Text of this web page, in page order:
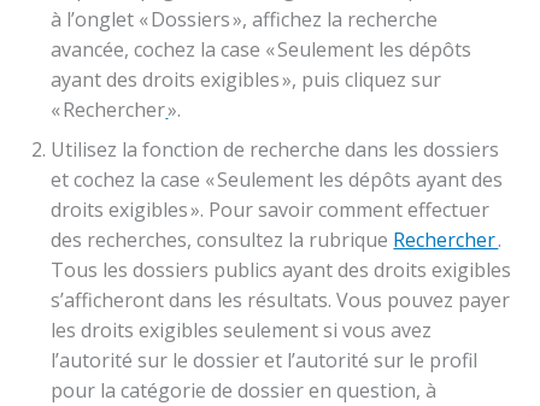
à l’onglet « Dossiers », affichez la recherche
avancée, cochez la case « Seulement les dépôts
ayant des droits exigibles », puis cliquez sur
« Rechercher».
Utilisez la fonction de recherche dans les dossiers
et cochez la case « Seulement les dépôts ayant des
droits exigibles ». Pour savoir comment effectuer
des recherches, consultez la rubrique Rechercher.
Tous les dossiers publics ayant des droits exigibles
s’afficheront dans les résultats. Vous pouvez payer
les droits exigibles seulement si vous avez
l’autorité sur le dossier et l’autorité sur le profil
pour la catégorie de dossier en question, à